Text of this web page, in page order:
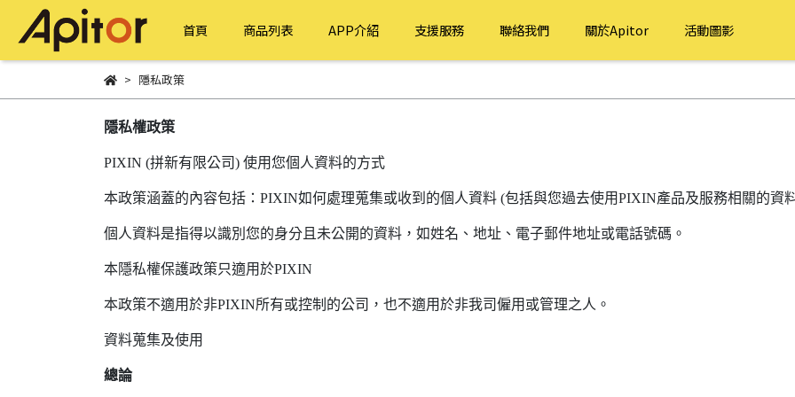
首頁 商品列表 APP介紹 支援服務 聯絡我們 關於Apitor 活動圖影
隱私政策
隱私權政策
PIXIN (拼新有限公司) 使用您個人資料的方式
本政策涵蓋的內容包括：PIXIN如何處理蒐集或收到的個人資料 (包括與您過去使用PIXIN產品及服務相關的資
個人資料是指得以識別您的身分且未公開的資料，如姓名、地址、電子郵件地址或電話號碼。
本隱私權保護政策只適用於PIXIN
本政策不適用於非PIXIN所有或控制的公司，也不適用於非我司僱用或管理之人。
資料蒐集及使用
總論